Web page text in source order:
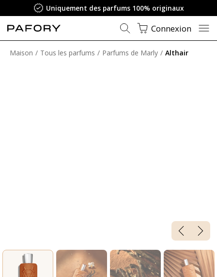
Uniquement des parfums 100% originaux
Connexion
Maison Tous les parfums Parfums de Marly Althair